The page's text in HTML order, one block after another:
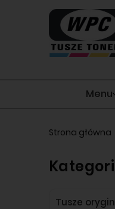
Menu
Strona główna
Tusze